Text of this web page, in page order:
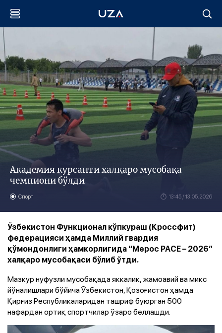
Академия курсанти халқаро мусобақа
чемпиони бўлди
Спорт 13:45 / 13.05.2026
Ўзбекистон Функционал кўпкураш (Кроссфит)
федерацияси ҳамда Миллий гвардия
қўмондонлиги ҳамкорлигида “Мерос РАCЕ – 2026”
халқаро мусобақаси бўлиб ўтди.
Мазкур нуфузли мусобақада яккалик, жамоавий ва микс
йўналишлари бўйича Ўзбекистон, Қозоғистон ҳамда
Қирғиз Республикаларидан ташриф буюрган 500
нафардан ортиқ спортчилар ўзаро беллашди.